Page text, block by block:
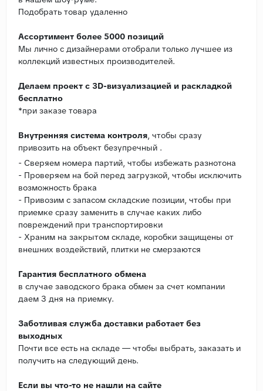
Подобрать товар удаленно
Ассортимент более 5000 позиций
Мы лично с дизайнерами отобрали только лучшее из
коллекций известных производителей.
Делаем проект с 3D-визуализацией и раскладкой
бесплатно
*при заказе товара
Внутренняя система контроля, чтобы сразу
привозить на объект безупречный .
- Сверяем номера партий, чтобы избежать разнотона
- Проверяем на бой перед загрузкой, чтобы исключить
возможность брака
- Привозим с запасом складские позиции, чтобы при
приемке сразу заменить в случае каких либо
повреждений при транспортировки
- Храним на закрытом складе, коробки защищены от
внешних воздействий, плитки не смерзаются
Гарантия бесплатного обмена
в случае заводского брака обмен за счет компании
даем 3 дня на приемку.
Заботливая служба доставки работает без
выходных
Почти все есть на складе — чтобы выбрать, заказать и
получить на следующий день.
Если вы что-то не нашли на сайте